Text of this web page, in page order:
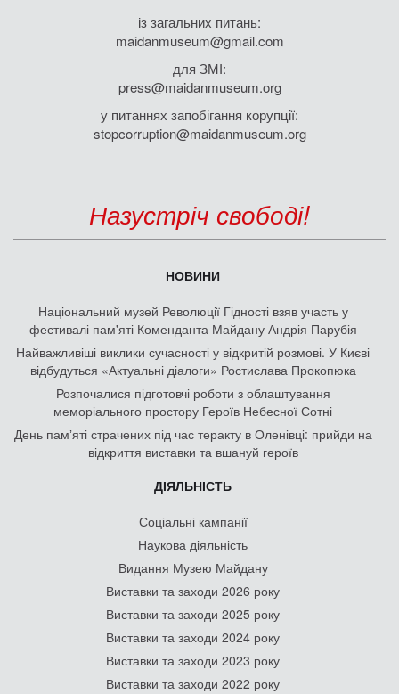
із загальних питань:
maidanmuseum@gmail.com
для ЗМІ:
press@maidanmuseum.org
у питаннях запобігання корупції:
stopcorruption@maidanmuseum.org
Назустріч свободі!
НОВИНИ
Національний музей Революції Гідності взяв участь у
фестивалі пам'яті Коменданта Майдану Андрія Парубія
Найважливіші виклики сучасності у відкритій розмові. У Києві
відбудуться «Актуальні діалоги» Ростислава Прокопюка
Розпочалися підготовчі роботи з облаштування
меморіального простору Героїв Небесної Сотні
День памʼяті страчених під час теракту в Оленівці: прийди на
відкриття виставки та вшануй героїв
ДІЯЛЬНІСТЬ
Соціальні кампанії
Наукова діяльність
Видання Музею Майдану
Виставки та заходи 2026 року
Виставки та заходи 2025 року
Виставки та заходи 2024 року
Виставки та заходи 2023 року
Виставки та заходи 2022 року